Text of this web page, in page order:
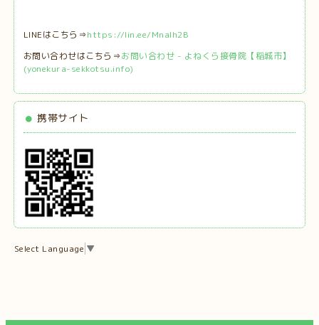
LINEはこちら⇒https://lin.ee/MnaIh2B
お問い合わせはこちら⇒お問い合わせ - よねくら接骨院【稲城市】
(yonekura-sekkotsu.info)
携帯サイト
Select Language ▼